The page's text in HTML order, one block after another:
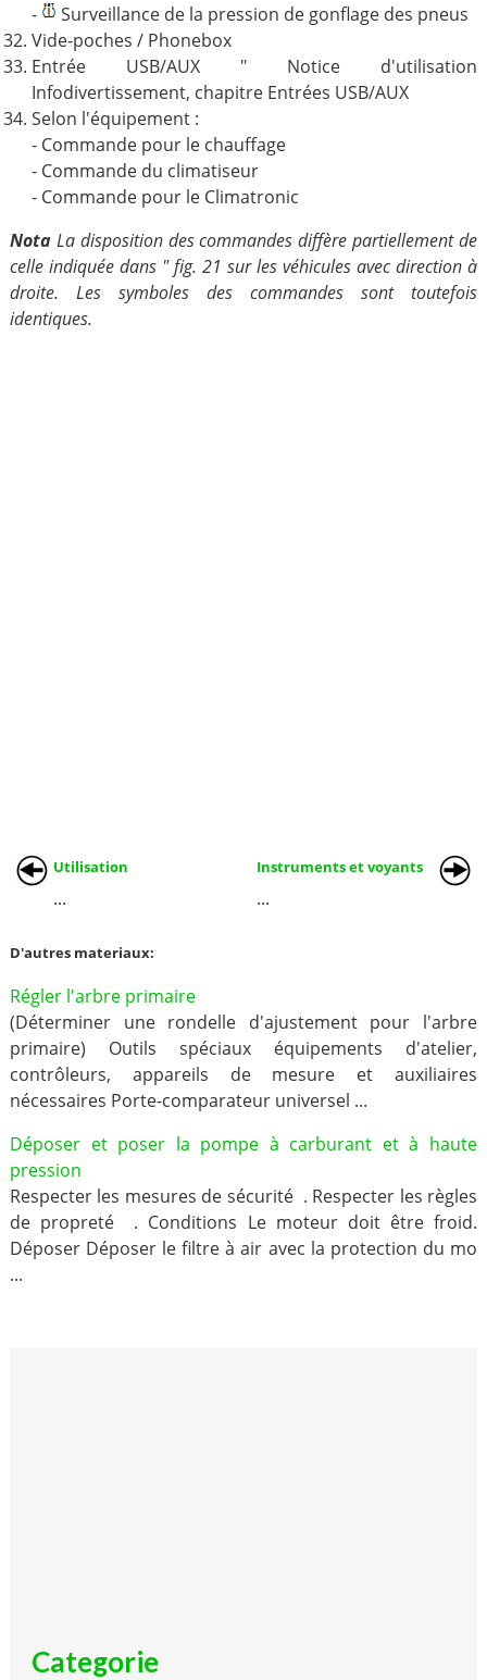
-
Surveillance de la pression de gonflage des pneus
Vide-poches / Phonebox
Entrée USB/AUX " Notice d'utilisation
Infodivertissement, chapitre Entrées USB/AUX
Selon l'équipement :
- Commande pour le chauffage
- Commande du climatiseur
- Commande pour le Climatronic
Nota La disposition des commandes diffère partiellement de
celle indiquée dans " fig. 21 sur les véhicules avec direction à
droite. Les symboles des commandes sont toutefois
identiques.
Utilisation
...
Instruments et voyants
...
D'autres materiaux:
Régler l'arbre primaire
(Déterminer une rondelle d'ajustement pour l'arbre
primaire) Outils spéciaux équipements d'atelier,
contrôleurs, appareils de mesure et auxiliaires
nécessaires Porte-comparateur universel ...
Déposer et poser la pompe à carburant et à haute
pression
Respecter les mesures de sécurité . Respecter les règles
de propreté . Conditions Le moteur doit être froid.
Déposer Déposer le filtre à air avec la protection du mo
...
Categorie